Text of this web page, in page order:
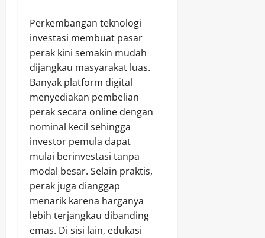
Perkembangan teknologi
investasi membuat pasar
perak kini semakin mudah
dijangkau masyarakat luas.
Banyak platform digital
menyediakan pembelian
perak secara online dengan
nominal kecil sehingga
investor pemula dapat
mulai berinvestasi tanpa
modal besar. Selain praktis,
perak juga dianggap
menarik karena harganya
lebih terjangkau dibanding
emas. Di sisi lain, edukasi